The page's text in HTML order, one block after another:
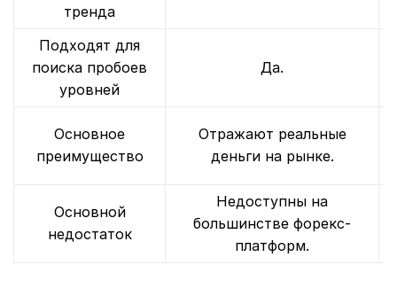
тренда
Подходят для
поиска пробоев
уровней
Да.
Основное
преимущество
Отражают реальные
деньги на рынке.
Основной
недостаток
Недоступны на
большинстве форекс-
платформ.